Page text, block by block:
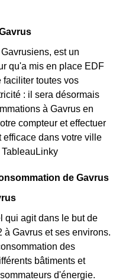
est un
qu'a mis en place EDF
faciliter toutes vos
: il sera désormais
à Gavrus en
compteur et effectuer
efficace dans votre ville
de Gavrus
qui agit dans le but de
Gavrus et ses environs.
des
bâtiments et
d'énergie.